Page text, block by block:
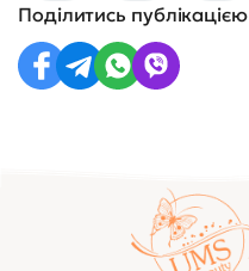
Поділитись публікацією